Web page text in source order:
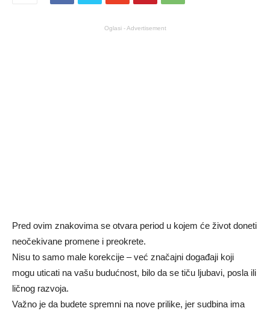
Oglasi - Advertisement
Pred ovim znakovima se otvara period u kojem će život doneti
neočekivane promene i preokrete.
Nisu to samo male korekcije – već značajni događaji koji
mogu uticati na vašu budućnost, bilo da se tiču ljubavi, posla ili
ličnog razvoja.
Važno je da budete spremni na nove prilike, jer sudbina ima